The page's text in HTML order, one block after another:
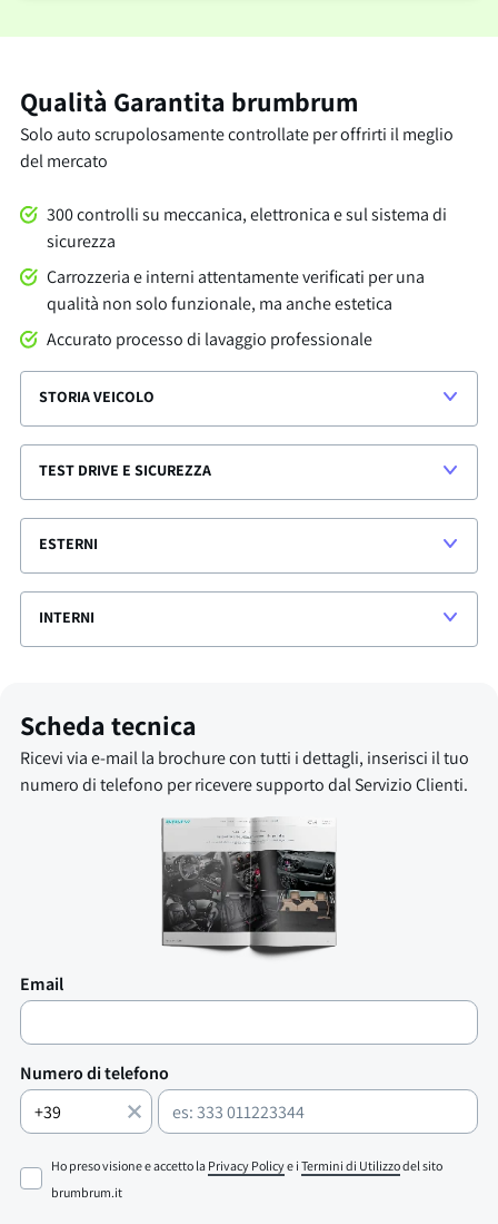
Qualità Garantita brumbrum
Solo auto scrupolosamente controllate per offrirti il meglio
del mercato
300 controlli su meccanica, elettronica e sul sistema di
sicurezza
Carrozzeria e interni attentamente verificati per una
qualità non solo funzionale, ma anche estetica
Accurato processo di lavaggio professionale
STORIA VEICOLO
TEST DRIVE E SICUREZZA
ESTERNI
INTERNI
Scheda tecnica
Ricevi via e-mail la brochure con tutti i dettagli, inserisci il tuo
numero di telefono per ricevere supporto dal Servizio Clienti.
Email
Numero di telefono
Ho preso visione e accetto la Privacy Policye i Termini di Utilizzodel sito
brumbrum.it